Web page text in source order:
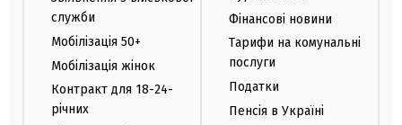
служби
Мобілізація 50+
Мобілізація жінок
Контракт для 18-24-
річних
Фінансові новини
Тарифи на комунальні
послуги
Податки
Пенсія в Україні